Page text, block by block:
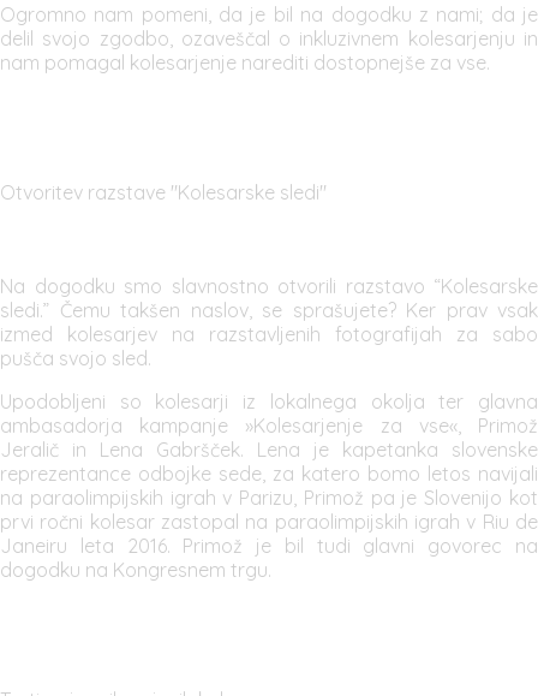
Ogromno nam pomeni, da je bil na dogodku z nami; da je
delil svojo zgodbo, ozaveščal o inkluzivnem kolesarjenju in
nam pomagal kolesarjenje narediti dostopnejše za vse.
Otvoritev razstave "Kolesarske sledi"
Na dogodku smo slavnostno otvorili razstavo “Kolesarske
sledi.” Čemu takšen naslov, se sprašujete? Ker prav vsak
izmed kolesarjev na razstavljenih fotografijah za sabo
pušča svojo sled.
Upodobljeni so kolesarji iz lokalnega okolja ter glavna
ambasadorja kampanje »Kolesarjenje za vse«, Primož
Jeralič in Lena Gabršček. Lena je kapetanka slovenske
reprezentance odbojke sede, za katero bomo letos navijali
na paraolimpijskih igrah v Parizu, Primož pa je Slovenijo kot
prvi ročni kolesar zastopal na paraolimpijskih igrah v Riu de
Janeiru leta 2016. Primož je bil tudi glavni govorec na
dogodku na Kongresnem trgu.